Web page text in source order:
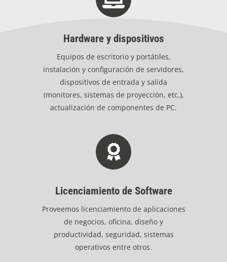
Hardware y dispositivos
Equipos de escritorio y portátiles,
instalación y configuración de servidores,
dispositivos de entrada y salida
(monitores, sistemas de proyección, etc.),
actualización de componentes de PC.
Licenciamiento de Software
Proveemos licenciamiento de aplicaciones
de negocios, oficina, diseño y
productividad, seguridad, sistemas
operativos entre otros.